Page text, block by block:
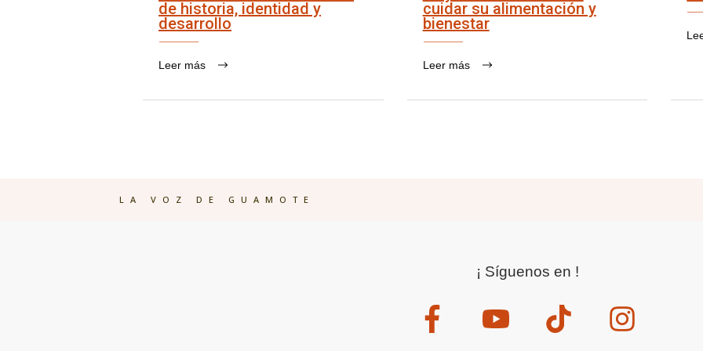
de historia, identidad y
desarrollo
Leer más
cuidar su alimentación y
bienestar
Leer más
LA VOZ DE GUAMOTE
¡ Síguenos en !